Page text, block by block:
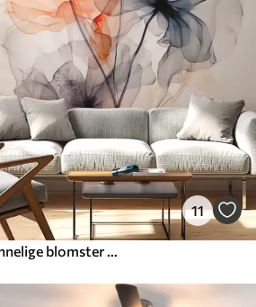
11